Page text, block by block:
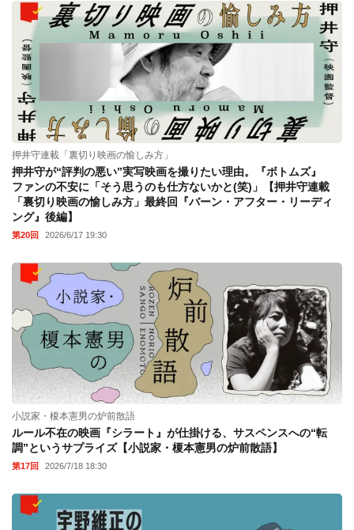
押井守連載「裏切り映画の愉しみ方」
押井守が“評判の悪い”実写映画を撮りたい理由。『ボトムズ』
ファンの不安に「そう思うのも仕方ないかと(笑)」【押井守連載
「裏切り映画の愉しみ方」最終回『バーン・アフター・リーディ
ング』後編】
第20回 2026/6/17 19:30
小説家・榎本憲男の炉前散語
ルール不在の映画『シラート』が仕掛ける、サスペンスへの“転
調”というサプライズ【小説家・榎本憲男の炉前散語】
第17回 2026/7/18 18:30